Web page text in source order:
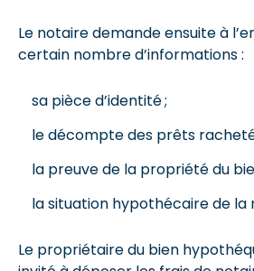
Le notaire demande ensuite à
certain nombre d’informations :
sa pièce d’identité ;
le décompte des prêts
la preuve de la propriété du
la situation hypothécaire de la
Le propriétaire du bien